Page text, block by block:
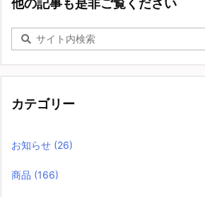
他の記事も是非ご覧ください
カテゴリー
お知らせ (26)
商品 (166)